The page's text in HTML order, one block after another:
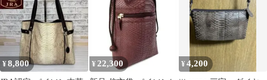
¥8,800 ¥ 22,300 ¥4,200